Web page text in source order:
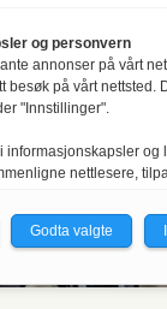
og personvern
annonser på vårt
besøk på vårt nettsted.
"Innstillinger".
informasjonskapsler og
nettlesere,
på nettstedene
informasjon fra dine
Godta valgte